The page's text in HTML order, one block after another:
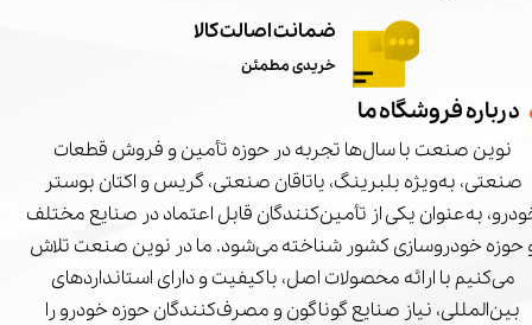
ضمانت اصالت کالا
خریدی مطمئن
درباره فروشگاه ما
نوین صنعت با سال‌ها تجربه در حوزه تأمین و فروش قطعات
صنعتی، به‌ویژه بلبرینگ، یاتاقان صنعتی، گریس و اکتان بوستر
به‌عنوان یکی از تأمین‌کنندگان قابل اعتماد در صنایع مختلف
حوزه خودروسازی کشور شناخته می‌شود. ما در نوین صنعت تلاش
می‌کنیم با ارائه محصولات اصل، باکیفیت و دارای استانداردهای
بین‌المللی، نیاز صنایع گوناگون و مصرف‌کنندگان حوزه خودرو را